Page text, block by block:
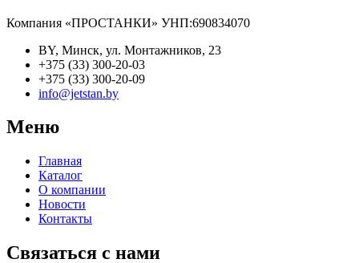
Компания «ПРОСТАНКИ» УНП:690834070
BY, Минск, ул. Монтажников, 23
+375 (33) 300-20-03
+375 (33) 300-20-09
info@jetstan.by
Меню
Главная
Каталог
О компании
Новости
Контакты
Связаться с нами